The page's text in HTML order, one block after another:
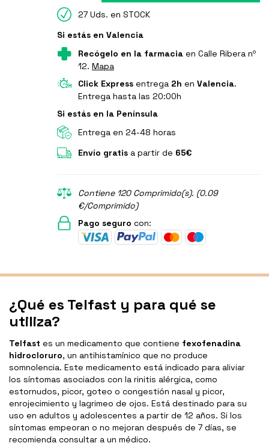
27 Uds. en STOCK
Si estás en Valencia
Recógelo en la farmaciaen Calle Ribera nº
12. Mapa
Click Expressentrega 2h en Valencia.
Entrega hasta las 20:00h
Si estás en la Península
Entrega en 24-48 horas
Envío gratisa partir de 65€
Contiene 120 Comprimido(s). (0.09
€/Comprimido)
Pago seguro con:
¿Qué es Telfast y para qué se
utiliza?
Telfast es un medicamento que contiene fexofenadina
hidrocloruro, un antihistamínico que no produce
somnolencia. Este medicamento está indicado para aliviar
los síntomas asociados con la rinitis alérgica, como
estornudos, picor, goteo o congestión nasal y picor,
enrojecimiento y lagrimeo de ojos. Está destinado para su
uso en adultos y adolescentes a partir de 12 años. Si los
síntomas empeoran o no mejoran después de 7 días, se
recomienda consultar a un médico.